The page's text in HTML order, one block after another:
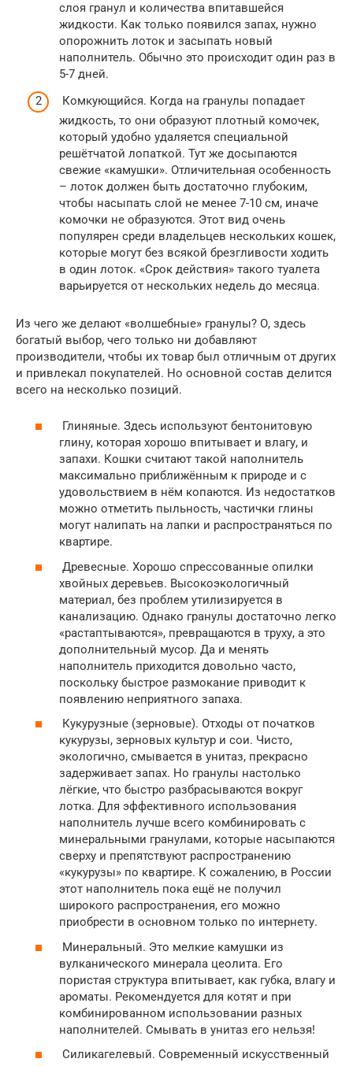
слоя гранул и количества впитавшейся
жидкости. Как только появился запах, нужно
опорожнить лоток и засыпать новый
наполнитель. Обычно это происходит один раз в
5-7 дней.
Комкующийся. Когда на гранулы попадает
жидкость, то они образуют плотный комочек,
который удобно удаляется специальной
решётчатой лопаткой. Тут же досыпаются
свежие «камушки». Отличительная особенность
– лоток должен быть достаточно глубоким,
чтобы насыпать слой не менее 7-10 см, иначе
комочки не образуются. Этот вид очень
популярен среди владельцев нескольких кошек,
которые могут без всякой брезгливости ходить
в один лоток. «Срок действия» такого туалета
варьируется от нескольких недель до месяца.
Из чего же делают «волшебные» гранулы? О, здесь
богатый выбор, чего только ни добавляют
производители, чтобы их товар был отличным от других
и привлекал покупателей. Но основной состав делится
всего на несколько позиций.
Глиняные. Здесь используют бентонитовую
глину, которая хорошо впитывает и влагу, и
запахи. Кошки считают такой наполнитель
максимально приближённым к природе и с
удовольствием в нём копаются. Из недостатков
можно отметить пыльность, частички глины
могут налипать на лапки и распространяться по
квартире.
Древесные. Хорошо спрессованные опилки
хвойных деревьев. Высокоэкологичный
материал, без проблем утилизируется в
канализацию. Однако гранулы достаточно легко
«растаптываются», превращаются в труху, а это
дополнительный мусор. Да и менять
наполнитель приходится довольно часто,
поскольку быстрое размокание приводит к
появлению неприятного запаха.
Кукурузные (зерновые). Отходы от початков
кукурузы, зерновых культур и сои. Чисто,
экологично, смывается в унитаз, прекрасно
задерживает запах. Но гранулы настолько
лёгкие, что быстро разбрасываются вокруг
лотка. Для эффективного использования
наполнитель лучше всего комбинировать с
минеральными гранулами, которые насыпаются
сверху и препятствуют распространению
«кукурузы» по квартире. К сожалению, в России
этот наполнитель пока ещё не получил
широкого распространения, его можно
приобрести в основном только по интернету.
Минеральный. Это мелкие камушки из
вулканического минерала цеолита. Его
пористая структура впитывает, как губка, влагу и
ароматы. Рекомендуется для котят и при
комбинированном использовании разных
наполнителей. Смывать в унитаз его нельзя!
Силикагелевый. Современный искусственный